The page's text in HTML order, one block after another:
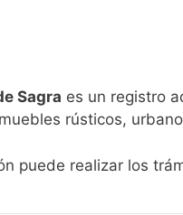
Sagra es un registro
rústicos,
puede realizar los